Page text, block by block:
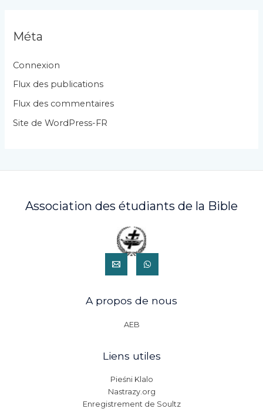
g
r
i
e
Méta
Connexion
Flux des publications
Flux des commentaires
Site de WordPress-FR
Association des étudiants de la Bible
A propos de nous
AEB
Liens utiles
Pieśni Klalo
Nastrazy.org
Enregistrement de Soultz